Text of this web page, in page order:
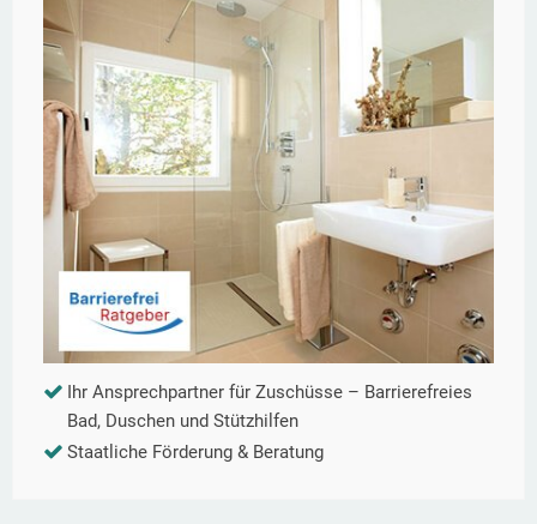
Ihr Ansprechpartner für Zuschüsse – Barrierefreies
Bad, Duschen und Stützhilfen
Staatliche Förderung & Beratung